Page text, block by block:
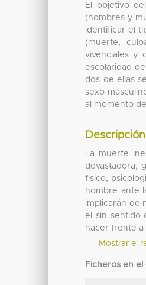
El objetivo
(hombres y
identificar el
(muerte,
vivenciales y
escolaridad
dos de ellas
sexo
al momento
La muerte
devastadora,
fisico,
hombre ante
implicarán de
el sin sentido
hacer frente a
Mostrar el
Ficheros en el